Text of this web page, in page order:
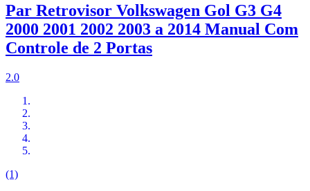
Par Retrovisor Volkswagen Gol G3 G4
2000 2001 2002 2003 a 2014 Manual Com
Controle de 2 Portas
2.0
(1)